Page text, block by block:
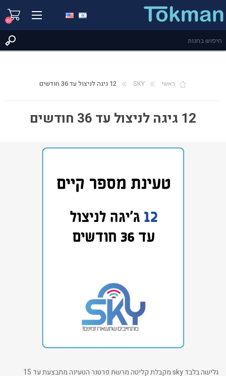
(0)
ראשי SKY 12 גיגה לניצול עד 36 חודשים
12 גיגה לניצול עד 36 חודשים
גלישה בלבד sky מקבלת קליטה מרשת פרטנר הטעינה מתבצעת עד 15